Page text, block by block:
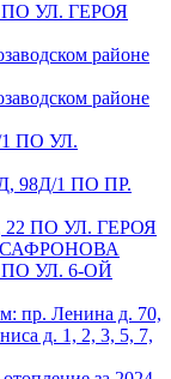
УЛ. ГЕРОЯ
районе
районе
ПО УЛ.
98Д/1 ПО ПР.
ПО УЛ. ГЕРОЯ
УЛ. 6-ОЙ
пр. Ленина д. 70,
д. 1, 2, 3, 5, 7,